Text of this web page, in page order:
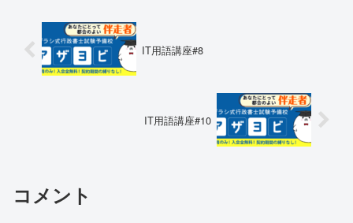
IT用語講座#8
IT用語講座#10
コメント